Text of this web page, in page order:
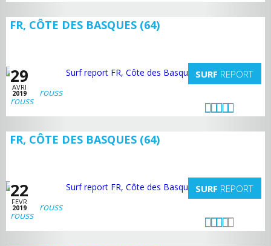
FR, CÔTE DES BASQUES (64)
29
AVRI
2019
SURF REPORT
rouss
FR, CÔTE DES BASQUES (64)
22
FEVR
2019
SURF REPORT
rouss